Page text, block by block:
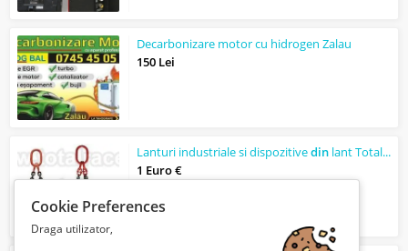
Decarbonizare motor cu hidrogen Zalau
150 Lei
Lanturi industriale si dispozitivedin lant Total Race
1 Euro €
Cookie Preferences
Draga utilizator,